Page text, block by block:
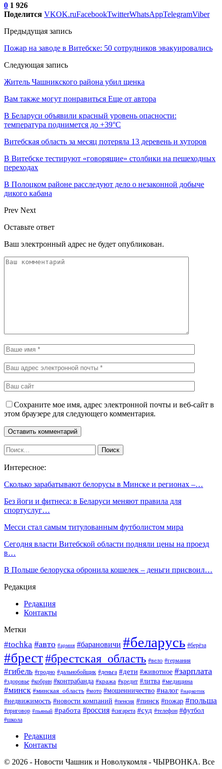
0 1 926
Поделится VKOK.ruFacebookTwitterWhatsAppTelegramViber
Предыдущая запись
Пожар на заводе в Витебске: 50 сотрудников эвакуировались
Следующая запись
Житель Чашникского района убил щенка
Вам также могут понравиться Еще от автора
В Беларуси объявили красный уровень опасности:
температура поднимется до +39°C
Витебская область за месяц потеряла 13 деревень и хуторов
В Витебске тестируют «говорящие» столбики на пешеходных
переходах
В Полоцком районе расследуют дело о незаконной добыче
дикого кабана
Prev Next
Оставьте ответ
Ваш электронный адрес не будет опубликован.
Сохраните мое имя, адрес электронной почты и веб-сайт в
этом браузере для следующего комментария.
Интересное:
Сколько зарабатывают белорусы в Минске и регионах –…
Без йоги и фитнеса: в Беларуси меняют правила для
спортуслуг…
Месси стал самым титулованным футболистом мира
Сегодня власти Витебской области подняли цены на проезд
в…
В Польше белоруска обронила кошелек – деньги присвоил…
Редакция
Редакция
Контакты
Метки
#tochka #авто #армия #барановичи #беларусь #берёза
#брест#брестская_область #вело #германия
#гибель #гродно #дальнобойщик #деньга #дети #животное #зарплата
#здоровье #кобрин #контрабанда #кража #кредит #литва #медицина
#минск #минская_область #мото #мошенничество #налог #наркотик
#недвижимость #новости компаний #пенсия #пинск #пожар #польша
#приговор #пьяный #работа #россия #сигарета #суд #телефон #футбол
#школа
Редакция
Контакты
© 2026 - Новости Чашник и Новолукомля - ЧЫРВОНКА. Все